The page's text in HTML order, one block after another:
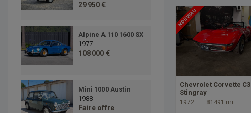
29 950 €
Alpine A 110 1600 SX
1977
108 000 €
Mini 1000 Austin
1988
Faire offre
NOUVEAU
Chevrolet Corvette C3
Stingray
1972 81491 mi